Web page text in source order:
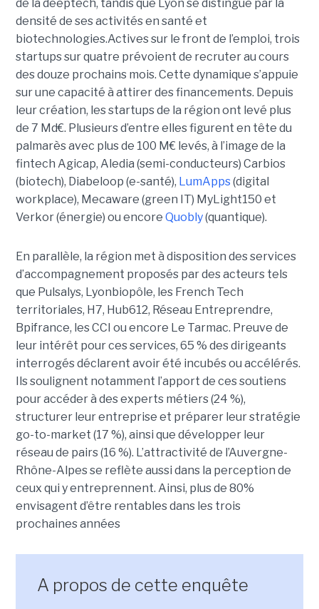
de la deeptech, tandis que Lyon se distingue par la
densité de ses activités en santé et
biotechnologies.Actives sur le front de l’emploi, trois
startups sur quatre prévoient de recruter au cours
des douze prochains mois. Cette dynamique s’appuie
sur une capacité à attirer des financements. Depuis
leur création, les startups de la région ont levé plus
de 7 Md€. Plusieurs d’entre elles figurent en tête du
palmarès avec plus de 100 M€ levés, à l’image de la
fintech Agicap, Aledia (semi-conducteurs) Carbios
(biotech), Diabeloop (e-santé), LumApps(digital
workplace), Mecaware (green IT) MyLight150 et
Verkor (énergie) ou encore Quobly(quantique).
En parallèle, la région met à disposition des services
d’accompagnement proposés par des acteurs tels
que Pulsalys, Lyonbiopôle, les French Tech
territoriales, H7, Hub612, Réseau Entreprendre,
Bpifrance, les CCI ou encore Le Tarmac. Preuve de
leur intérêt pour ces services, 65 % des dirigeants
interrogés déclarent avoir été incubés ou accélérés.
Ils soulignent notamment l’apport de ces soutiens
pour accéder à des experts métiers (24 %),
structurer leur entreprise et préparer leur stratégie
go-to-market (17 %), ainsi que développer leur
réseau de pairs (16 %). L’attractivité de l’Auvergne-
Rhône-Alpes se reflète aussi dans la perception de
ceux qui y entreprennent. Ainsi, plus de 80%
envisagent d’être rentables dans les trois
prochaines années
A propos de cette enquête